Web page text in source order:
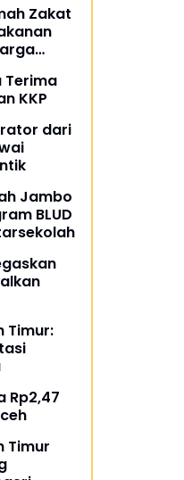
Zakat
Terima
KKP
dari
Jambo
BLUD
Timur:
Rp2,47
Timur